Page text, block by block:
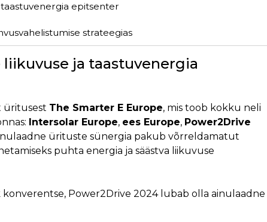
epitsenter
strateegias
ja taastuvenergia
üritusest The Smarter E Europe, mis toob kokku neli
Intersolar Europe, ees Europe, Power2Drive
ürituste sünergia pakub võrreldamatut
puhta energia ja säästva liikuvuse
konverentse, Power2Drive 2024 lubab olla ainulaadne